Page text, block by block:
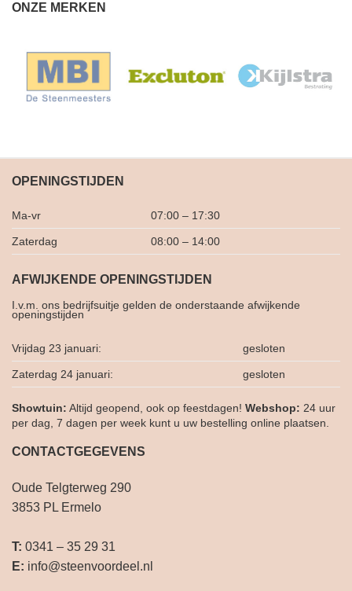
ONZE MERKEN
OPENINGSTIJDEN
Ma-vr 07:00 – 17:30
Zaterdag 08:00 – 14:00
AFWIJKENDE OPENINGSTIJDEN
I.v.m. ons bedrijfsuitje gelden de onderstaande afwijkende
openingstijden
Vrijdag 23 januari: gesloten
Zaterdag 24 januari: gesloten
Showtuin: Altijd geopend, ook op feestdagen! Webshop: 24 uur
per dag, 7 dagen per week kunt u uw bestelling online plaatsen.
CONTACTGEGEVENS
Oude Telgterweg 290
3853 PL Ermelo
T: 0341 – 35 29 31
E: info@steenvoordeel.nl